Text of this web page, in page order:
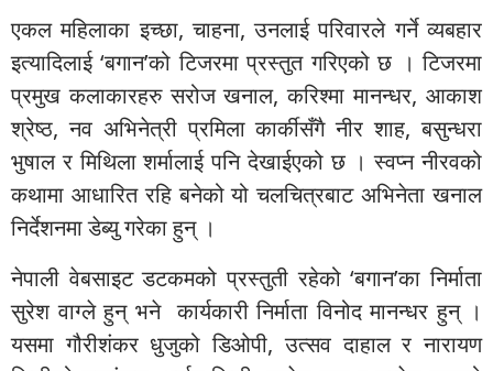
एकल महिलाका इच्छा, चाहना, उनलाई परिवारले गर्ने व्यबहार
इत्यादिलाई ‘बगान’को टिजरमा प्रस्तुत गरिएको छ । टिजरमा
प्रमुख कलाकारहरु सरोज खनाल, करिश्मा मानन्धर, आकाश
श्रेष्ठ, नव अभिनेत्री प्रमिला कार्कीसँगै नीर शाह, बसुन्धरा
भुषाल र मिथिला शर्मालाई पनि देखाईएको छ । स्वप्न नीरवको
कथामा आधारित रहि बनेको यो चलचित्रबाट अभिनेता खनाल
निर्देशनमा डेब्यु गरेका हुन् ।
नेपाली वेबसाइट डटकमको प्रस्तुती रहेको ‘बगान’का निर्माता
सुरेश वाग्ले हुन् भने कार्यकारी निर्माता विनोद मानन्धर हुन् ।
यसमा गौरीशंकर धुजुको डिओपी, उत्सव दाहाल र नारायण